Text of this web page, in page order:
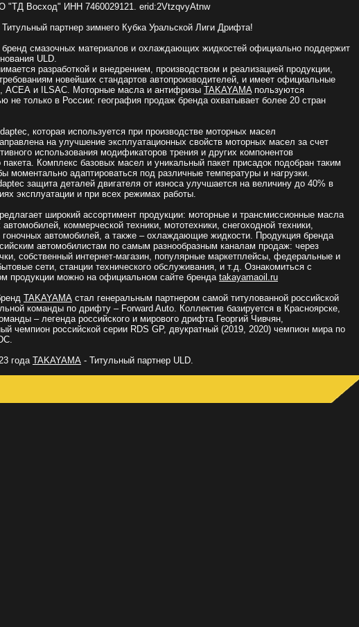
"ТД Восход" ИНН 7460029121. erid:2VtzqvyAtnw
партнер зимнего Кубка Уральской Лиги Дрифта!
бренд смазочных материалов и охлаждающих жидкостей официально поддержит
ULD.
разработкой и внедрением, производством и реализацией продукции,
новейших стандартов автопроизводителей, и имеет официальные
АСЕА и ILSAC. Моторные масла и антифризы TAKAYAMAпользуются
не только в России: география продаж бренда охватывает более 20 стран
которая используется при производстве моторных масел
на улучшение эксплуатационных свойств моторных масел за счет
использования модификаторов трения и других компонентов
пакета. Комплекс базовых масел и уникальный пакет присадок подобран таким
моментально адаптироваться под различные температуры и нагрузки.
защита деталей двигателя от износа улучшается на величину до 40% в
эксплуатации и при всех режимах работы.
широкий ассортимент продукции: моторные и трансмиссионные масла
коммерческой техники, мототехники, снегоходной техники,
гоночных автомобилей, а также – охлаждающие жидкости. Продукция бренда
автомобилистам по самым разнообразным каналам продаж: через
собственный интернет-магазин, популярные маркетплейсы, федеральные и
сети, станции технического обслуживания, и т.д. Ознакомиться с
продукции можно на официальном сайте бренда takayamaoil.ru
TAKAYAMA стал генеральным партнером самой титулованной российской
команды по дрифту – Forward Auto. Коллектив базируется в Красноярске,
– легенда российского и мирового дрифта Георгий Чивчян,
чемпион российской серии RDS GP, двукратный (2019, 2020) чемпион мира по
года TAKAYAMA - Титульный партнер ULD.